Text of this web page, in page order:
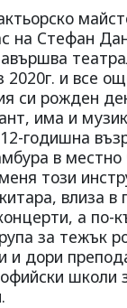
на Стефан
2020г. и все
си рожден
има и
годишна
в
този
влиза в
а по-
за тежък
и дори
школи